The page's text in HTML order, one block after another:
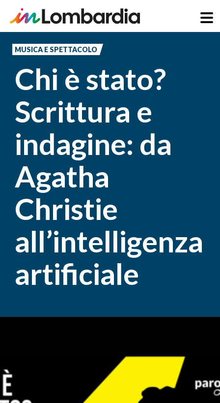
principale
MUSICA E SPETTACOLO
Chi è stato?
Scrittura e
indagine: da
Agatha
Christie
all’intelligenza
artificiale